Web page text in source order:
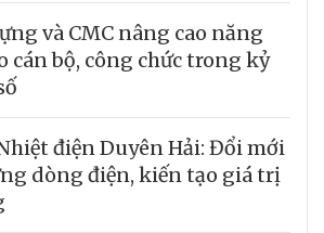
và CMC nâng cao năng
cán bộ, công chức trong kỷ
điện Duyên Hải: Đổi mới
dòng điện, kiến tạo giá trị